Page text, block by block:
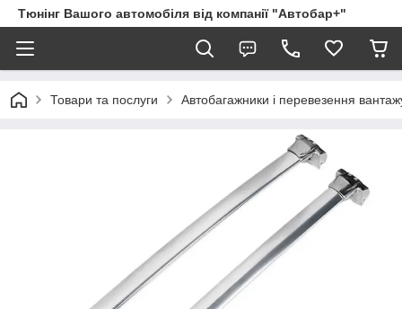
Тюнінг Вашого автомобіля від компанії "Автобар+"
Товари та послуги Автобагажники і перевезення